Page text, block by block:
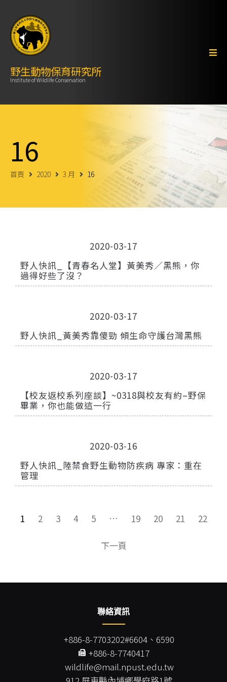
野生動物保育研究所
Institute of Wildlife Conservation
16
首頁 2020 3 月 16
2020-03-17
野人快訊_【青春名人堂】黃美秀／黑熊，你
過得好些了沒？
2020-03-17
野人快訊_黃美秀靠傻勁 傾生命守護台灣黑熊
2020-03-17
【校友返校系列座談】~0318與校友有約–野保
畢業，你也能做這一行
2020-03-16
野人快訊_陸禁食野生動物防疾病 專家：重在
管理
1 2 3 4 5 … 19 20 21 22
下一頁
聯絡資訊
+886-8-7703202#6604、6590
+886-8-7740417
wildlife@mail.npust.edu.tw